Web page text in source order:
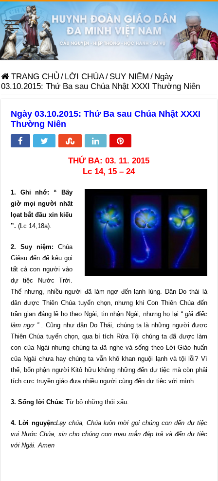
TRANG CHỦ / LỜI CHÚA/ SUY NIỆM / Ngày
03.10.2015: Thứ Ba sau Chúa Nhật XXXI Thường Niên
Ngày 03.10.2015: Thứ Ba sau Chúa Nhật XXXI
Thường Niên
THỨ BA: 03. 11. 2015
Lc 14, 15 – 24
1. Ghi nhớ: “ Bấy
giờ mọi người nhất
lọat bắt đầu xin kiếu
”. (Lc 14,18a).
2. Suy niệm: Chúa
Giêsu đến để kêu gọi
tất cả con người vào
dự tiệc Nước Trời.
Thế nhưng, nhiều người đã làm ngơ đến lạnh lùng. Dân Do thái là
dân được Thiên Chúa tuyển chọn, nhưng khi Con Thiên Chúa đến
trần gian đáng lẽ họ theo Ngài, tin nhận Ngài, nhưng họ lại “ giả điếc
làm ngơ ” .
Cũng như dân Do Thái, chúng ta là những người được
Thiên Chúa tuyển chọn, qua bí tích Rửa Tội chúng ta đã được làm
con của Ngài nhưng chúng ta đã nghe và sống theo Lời Giáo huấn
của Ngài chưa hay chúng ta vẫn khô khan nguội lạnh và tội lỗi? Vì
thế, bổn phận người Kitô hữu không những đến dự tiệc mà còn phải
tích cực truyền giáo đưa nhiều người cùng đến dự tiệc với mình.
3. Sống lời Chúa: Từ bỏ những thói xấu.
4. Lời nguyện:Lạy chúa, Chúa luôn mời gọi chúng con dến dự tiệc
vui Nước Chúa, xin cho chúng con mau mắn đáp trả và đến dự tiệc
với Ngài. Amen